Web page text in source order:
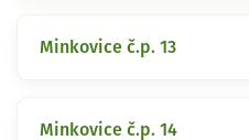
Minkovice č.p. 13
Minkovice č.p. 14